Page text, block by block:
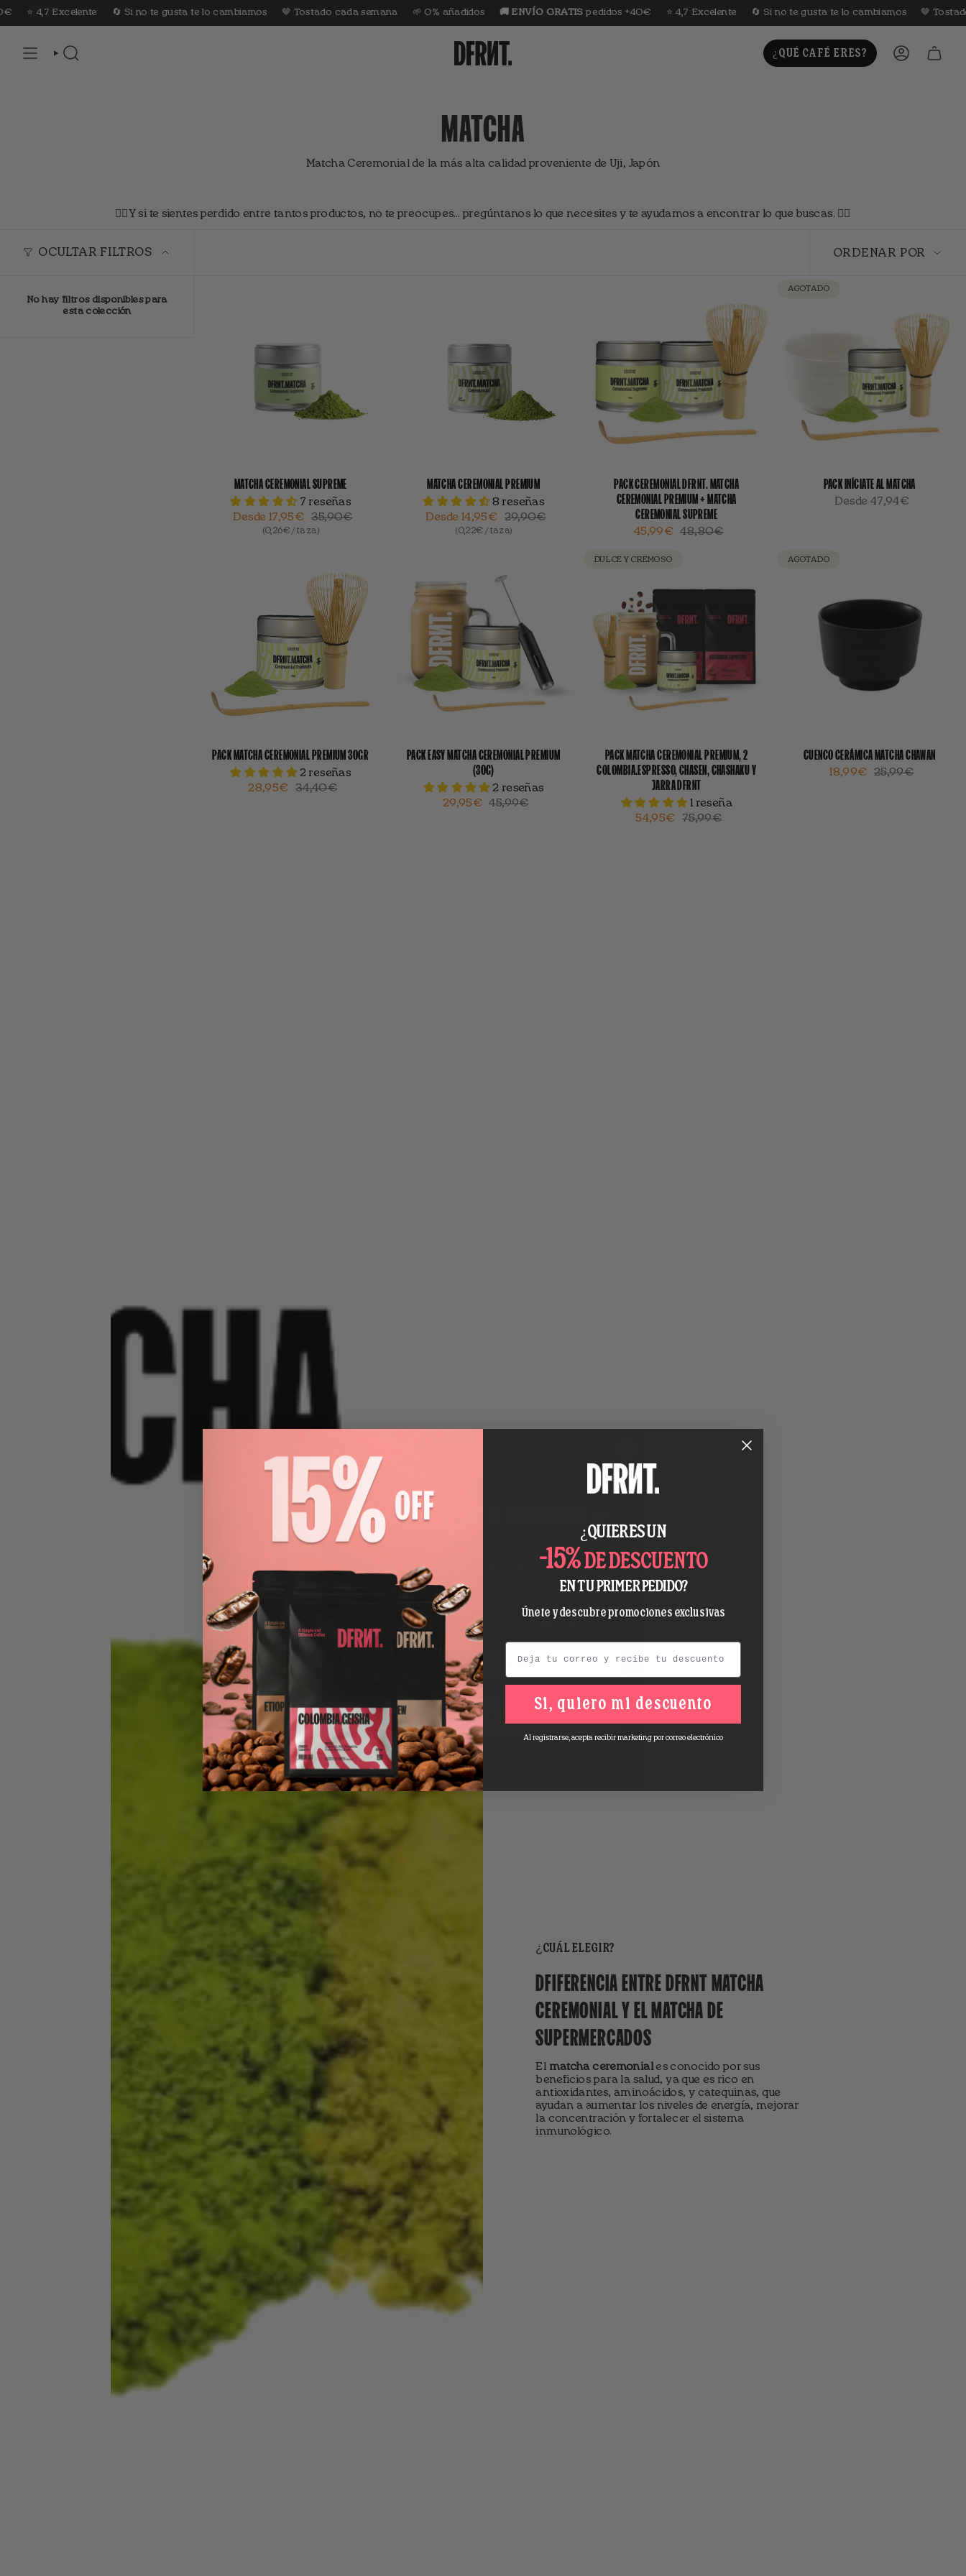
al
🔄 Si no te gusta te lo cambiamos 🤎 Tostado cada semana 🌱 0% añadidos 🚚 ENVÍO GRATISpedidos +40€ ⭐️ 4,7 Excelente 🔄 Si no te gusta te lo cambiamos 🤎 Tostado cada
BÚSQUEDA ¿QUÉ CAFÉ ERES? CUENTA
MATCHA
Matcha Ceremonial de la más alta calidad proveniente de Uji, Japón
👇🏼Y si te sientes perdido entre tantos productos, no te preocupes… pregúntanos lo que necesites y te ayudamos a encontrar lo que buscas. 👇🏼
OCULTAR FILTROS ORDENAR POR
No hay filtros disponibles para
esta colección
MATCHA CEREMONIAL SUPREME
7 reseñas
Desde 17,95€ 35,90€
(0,26€ / taza)
MATCHA CEREMONIAL PREMIUM
8 reseñas
Desde 14,95€ 29,90€
(0,22€ / taza)
PACK CEREMONIAL DFRNT. MATCHA
CEREMONIAL PREMIUM + MATCHA
CEREMONIAL SUPREME
45,99€ 48,80€
AGOTADO
PACK INÍCIATE AL MATCHA
Desde 47,94€
PACK MATCHA CEREMONIAL PREMIUM 30GR
2 reseñas
28,95€
34,40€
PACK EASY MATCHA CEREMONIAL PREMIUM
(30G)
2 reseñas
29,95€
45,99€
DULCE Y CREMOSO
PACK MATCHA CEREMONIAL PREMIUM, 2
COLOMBIA.ESPRESSO, CHASEN, CHASHAKU Y
JARRA DFRNT
1 reseña
54,95€
75,99€
AGOTADO
CUENCO CERÁMICA MATCHA CHAWAN
18,99€ 25,99€
¿CUÁL ELEGIR?
DFIFERENCIA ENTRE DFRNT MATCHA
CEREMONIAL Y EL MATCHA DE
SUPERMERCADOS
El matcha ceremoniales conocido por sus
beneficios para la salud, ya que es rico en
antioxidantes, aminoácidos, y catequinas, que
ayudan a aumentar los niveles de energía, mejorar
la concentración y fortalecer el sistema
inmunológico.
NO DIGAS QUE NO TE AVISAMOS🍵
-15% extra*
Dejanos tu correo y consigue acceso a
promos exclusivas de matcha.💚
REGISTRARME
¿QUIERES UN
-15%DE DESCUENTO
EN TU PRIMER PEDIDO?
Únete y descubre promociones exclusivas
Email
Si, quiero mi descuento
Al registrarse, acepta recibir marketing por correo electrónico